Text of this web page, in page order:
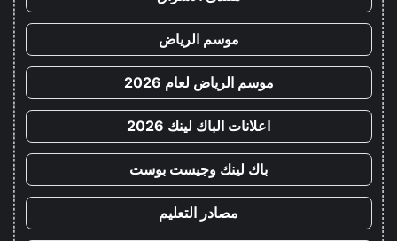
موسم الرياض
موسم الرياض لعام 2026
اعلانات الباك لينك 2026
باك لينك وجيست بوست
مصادر التعليم